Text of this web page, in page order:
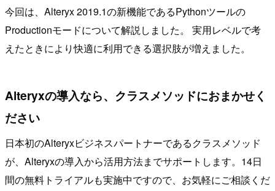
今回は、Alteryx 2019.1の新機能であるPythonツールの
Productionモードについて解説しました。 実用レベルで考
えたときにより快適に利用できる選択肢が増えました。
Alteryxの導入なら、クラスメソッドにおまかせく
ださい
日本初のAlteryxビジネスパートナーであるクラスメソッド
が、Alteryxの導入から活用方法までサポートします。14日
間の無料トライアルも実施中ですので、お気軽にご相談くだ